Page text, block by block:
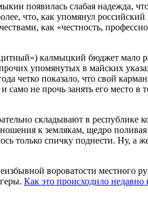
появилась слабая надежда,
что, как упомянул российский
как «честность,
калмыцкий бюджет мало
упомянутых в майских
четко показало, что свой
не прочь занять его место в
складывают в республике
к землякам, щедро
только спичку поднести. Ну, а
вороватости местного
Как это происходило недавно